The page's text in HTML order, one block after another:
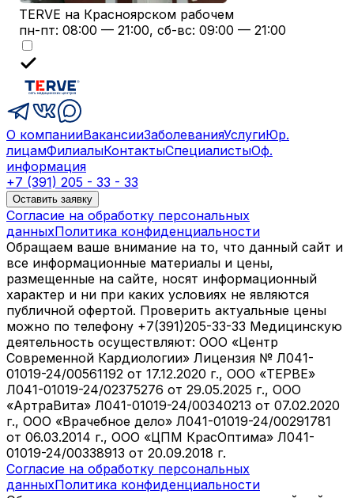
TERVE на Красноярском рабочем
пн-пт: 08:00 — 21:00, сб-вс: 09:00 — 21:00
О компанииВакансииЗаболеванияУслугиЮр.
лицамФилиалыКонтактыСпециалистыОф.
информация
+7 (391) 205 - 33 - 33
Оставить заявку
Согласие на обработку персональных
данныхПолитика конфиденциальности
Обращаем ваше внимание на то, что данный сайт и
все информационные материалы и цены,
размещенные на сайте, носят информационный
характер и ни при каких условиях не являются
публичной офертой. Проверить актуальные цены
можно по телефону +7(391)205-33-33 Медицинскую
деятельность осуществляют: ООО «Центр
Современной Кардиологии» Лицензия № Л041-
01019-24/00561192 от 17.12.2020 г., ООО «ТЕРВЕ»
Л041-01019-24/02375276 от 29.05.2025 г., ООО
«АртраВита» Л041-01019-24/00340213 от 07.02.2020
г., ООО «Врачебное дело» Л041-01019-24/00291781
от 06.03.2014 г., ООО «ЦПМ КрасОптима» Л041-
01019-24/00338913 от 20.09.2018 г.
Согласие на обработку персональных
данныхПолитика конфиденциальности